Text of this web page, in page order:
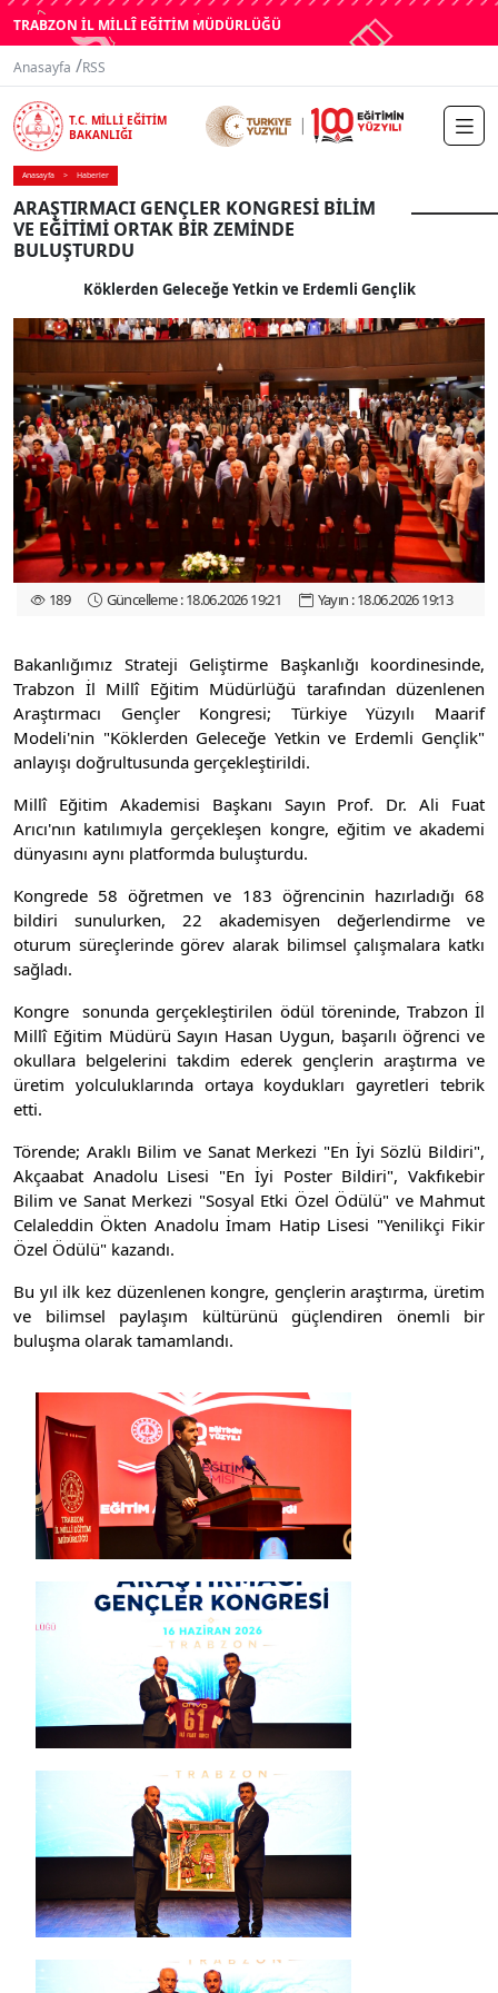
TRABZON İL MİLLÎ EĞİTİM MÜDÜRLÜĞÜ
Anasayfa /RSS
T.C. MİLLİ EĞİTİM
BAKANLIĞI
Anasayfa Haberler
ARAŞTIRMACI GENÇLER KONGRESİ BİLİM
VE EĞİTİMİ ORTAK BİR ZEMİNDE
BULUŞTURDU
Köklerden Geleceğe Yetkin ve Erdemli Gençlik
189 Güncelleme : 18.06.2026 19:21 Yayın : 18.06.2026 19:13
Bakanlığımız Strateji Geliştirme Başkanlığı koordinesinde,
Trabzon İl Millî Eğitim Müdürlüğü tarafından düzenlenen
Araştırmacı Gençler Kongresi; Türkiye Yüzyılı Maarif
Modeli'nin "Köklerden Geleceğe Yetkin ve Erdemli Gençlik"
anlayışı doğrultusunda gerçekleştirildi.
Millî Eğitim Akademisi Başkanı Sayın Prof. Dr. Ali Fuat
Arıcı'nın katılımıyla gerçekleşen kongre, eğitim ve akademi
dünyasını aynı platformda buluşturdu.
Kongrede 58 öğretmen ve 183 öğrencinin hazırladığı 68
bildiri sunulurken, 22 akademisyen değerlendirme ve
oturum süreçlerinde görev alarak bilimsel çalışmalara katkı
sağladı.
Kongre sonunda gerçekleştirilen ödül töreninde, Trabzon İl
Millî Eğitim Müdürü Sayın Hasan Uygun, başarılı öğrenci ve
okullara belgelerini takdim ederek gençlerin araştırma ve
üretim yolculuklarında ortaya koydukları gayretleri tebrik
etti.
Törende; Araklı Bilim ve Sanat Merkezi "En İyi Sözlü Bildiri",
Akçaabat Anadolu Lisesi "En İyi Poster Bildiri", Vakfıkebir
Bilim ve Sanat Merkezi "Sosyal Etki Özel Ödülü" ve Mahmut
Celaleddin Ökten Anadolu İmam Hatip Lisesi "Yenilikçi Fikir
Özel Ödülü" kazandı.
Bu yıl ilk kez düzenlenen kongre, gençlerin araştırma, üretim
ve bilimsel paylaşım kültürünü güçlendiren önemli bir
buluşma olarak tamamlandı.